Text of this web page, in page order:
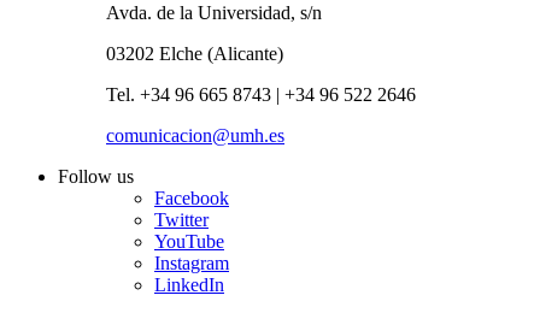
Avda. de la Universidad, s/n
03202 Elche (Alicante)
Tel. +34 96 665 8743 | +34 96 522 2646
comunicacion@umh.es
Follow us
Facebook
Twitter
YouTube
Instagram
LinkedIn